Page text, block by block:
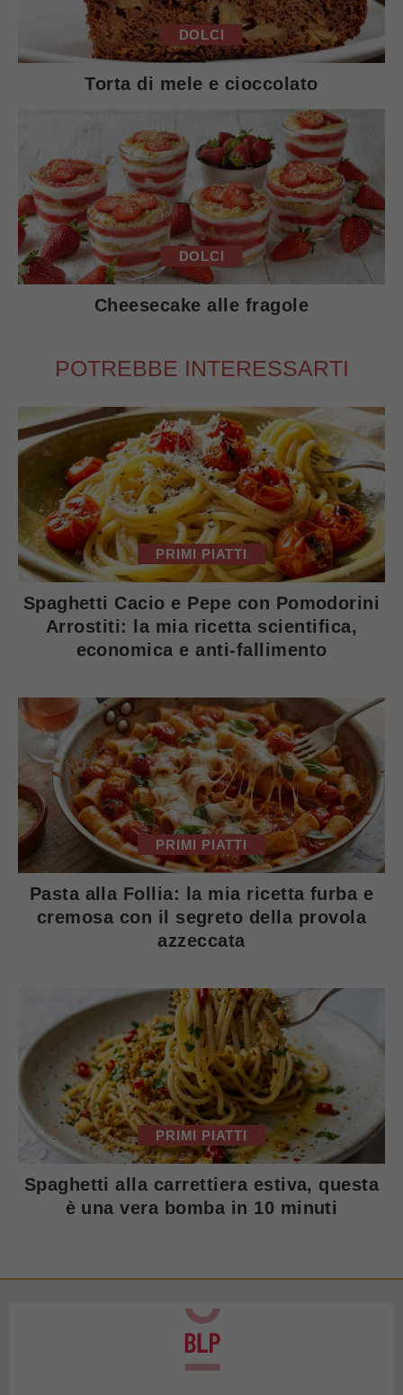
DOLCI
Torta di mele e cioccolato
DOLCI
Cheesecake alle fragole
POTREBBE INTERESSARTI
PRIMI PIATTI
Spaghetti Cacio e Pepe con Pomodorini
Arrostiti: la mia ricetta scientifica,
economica e anti-fallimento
PRIMI PIATTI
Pasta alla Follia: la mia ricetta furba e
cremosa con il segreto della provola
azzeccata
PRIMI PIATTI
Spaghetti alla carrettiera estiva, questa
è una vera bomba in 10 minuti